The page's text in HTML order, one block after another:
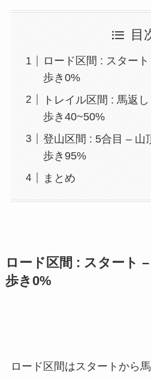
目
ロード区間 : スター
歩き0%
トレイル区間 : 馬返
歩き40~50%
登山区間 : 5合目 – 山
歩き95%
まとめ
ロード区間 : スタート
歩き0%
ロード区間はスタートから